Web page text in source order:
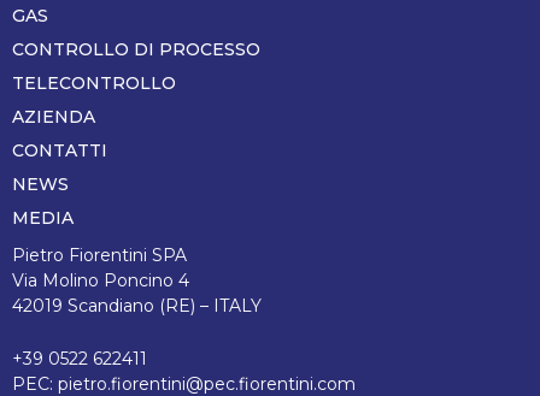
di
pagina
GAS
CONTROLLO DI PROCESSO
TELECONTROLLO
AZIENDA
CONTATTI
NEWS
MEDIA
Pietro Fiorentini SPA
Via Molino Poncino 4
42019 Scandiano (RE) – ITALY
+39 0522 622411
PEC: pietro.fiorentini@pec.fiorentini.com